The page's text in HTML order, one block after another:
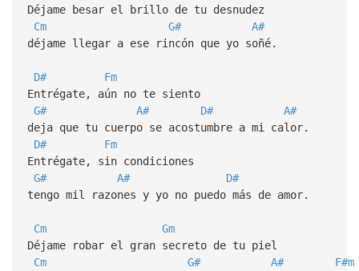
Déjame besar el brillo de tu desnudez
Cm
G#
A#
déjame llegar a ese rincón que yo soñé.
D#
Fm
Entrégate, aún no te siento
G#
A# D#
A#
deja que tu cuerpo se acostumbre a mi calor.
D#
Fm
Entrégate, sin condiciones
G#
A#
D#
tengo mil razones y yo no puedo más de amor.
Cm
Gm
Déjame robar el gran secreto de tu piel
Cm
G# A#
F#m